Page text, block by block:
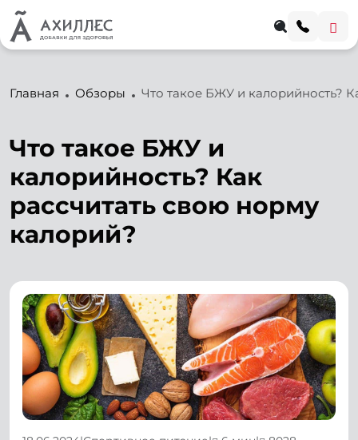
Главная Обзоры Что такое БЖУ и калорийность?
Что такое БЖУ и
калорийность? Как
рассчитать свою норму
калорий?